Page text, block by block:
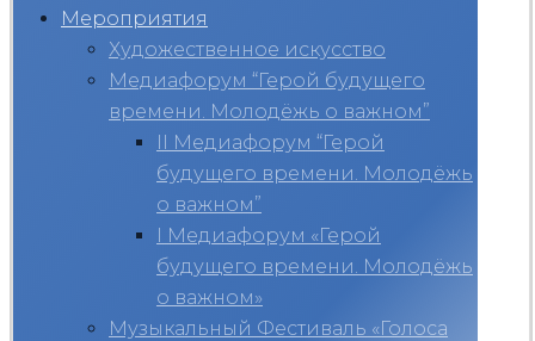
Мероприятия
Художественное искусство
Медиафорум “Герой будущего
времени. Молодёжь о важном”
II Медиафорум “Герой
будущего времени. Молодёжь
о важном”
I Медиафорум «Герой
будущего времени. Молодёжь
о важном»
Музыкальный Фестиваль «Голоса